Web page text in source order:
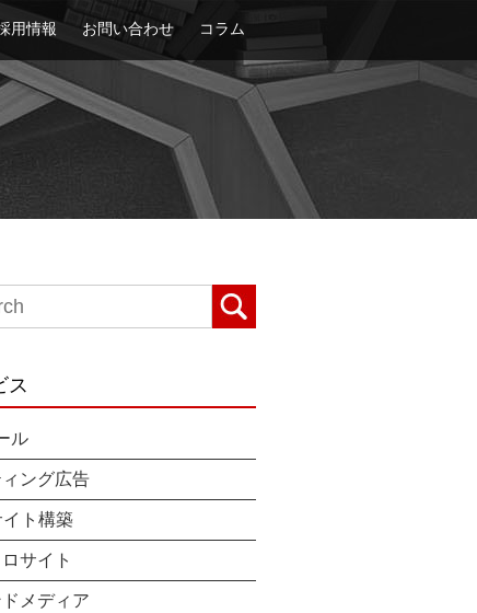
用情報 お問い合わせ コラム
ス
ル
ィング広告
ト構築
サイト
メディア